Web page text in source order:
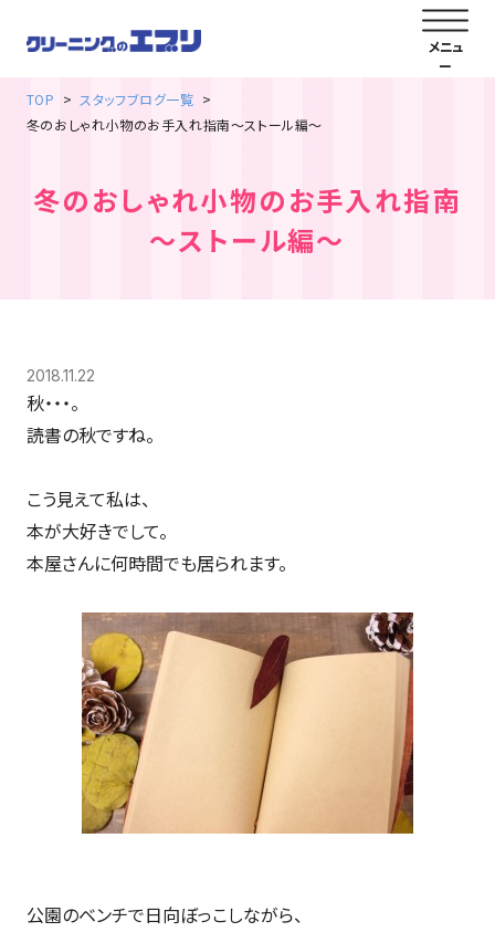
TOP
スタッフブログ一覧
冬のおしゃれ小物のお手入れ指南～ストール編～
冬のおしゃれ小物のお手入れ指南
～ストール編～
2018.11.22
秋・・・。
読書の秋ですね。
こう見えて私は、
本が大好きでして。
本屋さんに何時間でも居られます。
公園のベンチで日向ぼっこしながら、